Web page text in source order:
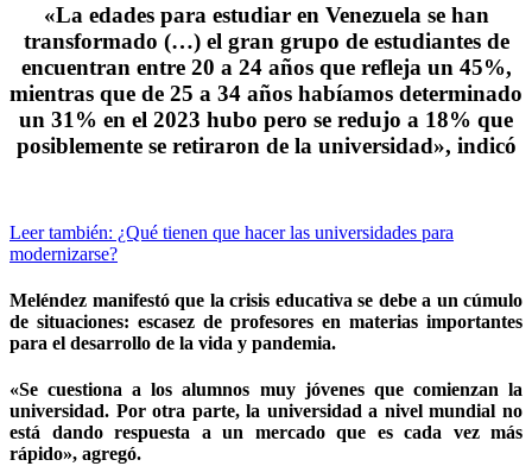
«La edades para estudiar en Venezuela se han
transformado (…) el gran grupo de estudiantes de
encuentran entre 20 a 24 años que refleja un 45%,
mientras que de 25 a 34 años habíamos determinado
un 31% en el 2023 hubo pero se redujo a 18% que
posiblemente se retiraron de la universidad», indicó
Leer también: ¿Qué tienen que hacer las universidades para
modernizarse?
Meléndez manifestó que la crisis educativa se debe a un cúmulo
de situaciones: escasez de profesores en materias importantes
para el desarrollo de la vida y pandemia.
«Se cuestiona a los alumnos muy jóvenes que comienzan la
universidad. Por otra parte, la universidad a nivel mundial no
está dando respuesta a un mercado que es cada vez más
rápido», agregó.